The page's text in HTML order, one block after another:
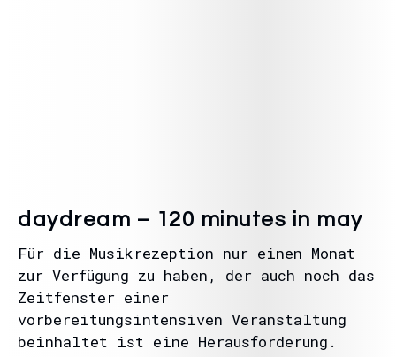
daydream – 120 minutes in may
Für die Musikrezeption nur einen Monat
zur Verfügung zu haben, der auch noch das
Zeitfenster einer
vorbereitungsintensiven Veranstaltung
beinhaltet ist eine Herausforderung.